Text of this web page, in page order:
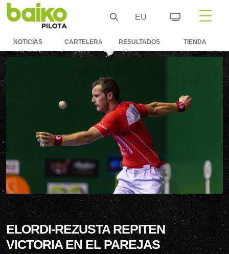
EU
NOTICIAS CARTELERA RESULTADOS TIENDA
ELORDI-REZUSTA REPITEN
VICTORIA EN EL PAREJAS